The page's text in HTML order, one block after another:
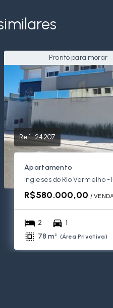
Pronto para morar
Ref.:24207
Apartamento
R$580.000,00 /
2
1
78 m² (Área Privativa)